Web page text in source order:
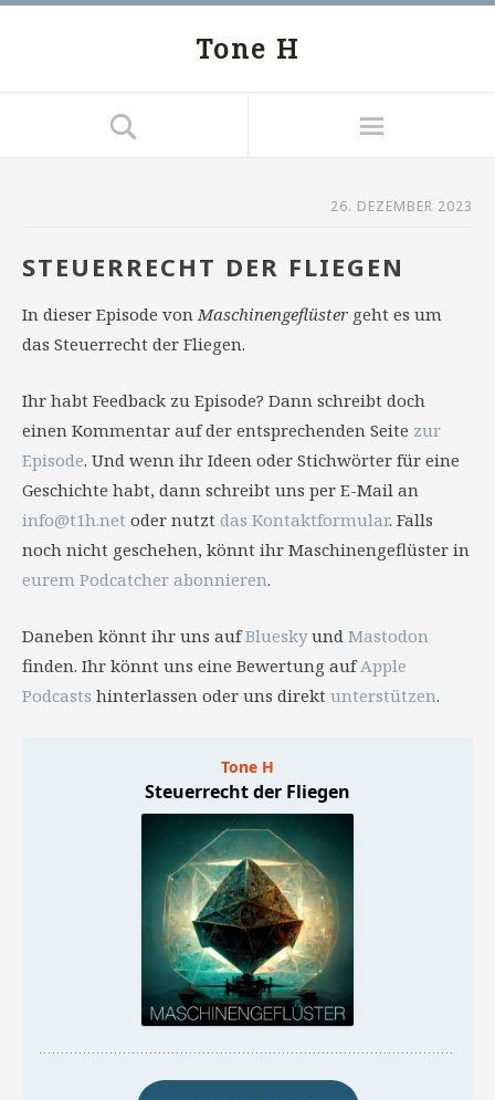
Tone H
26. DEZEMBER 2023
STEUERRECHT DER FLIEGEN
In dieser Episode vonMaschinengeflüster geht es um
das Steuerrecht der Fliegen.
Ihr habt Feedback zu Episode? Dann schreibt doch
einen Kommentar auf der entsprechenden Seite zur
Episode. Und wenn ihr Ideen oder Stichwörter für eine
Geschichte habt, dann schreibt uns per E-Mail an
info@t1h.net oder nutzt das Kontaktformular. Falls
noch nicht geschehen, könnt ihr Maschinengeflüster in
eurem Podcatcher abonnieren.
Daneben könnt ihr uns aufBlueskyund Mastodon
finden. Ihr könnt uns eine Bewertung aufApple
Podcasts hinterlassen oder uns direkt unterstützen.